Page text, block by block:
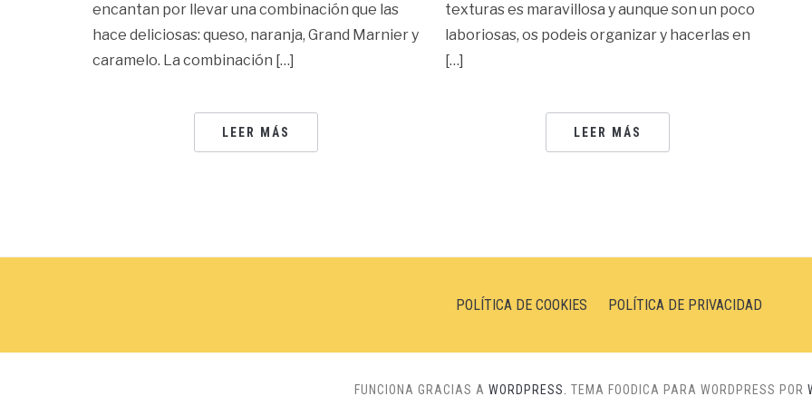
encantan por llevar una combinación que las
hace deliciosas: queso, naranja, Grand Marnier y
caramelo. La combinación […]
LEER MÁS
texturas es maravillosa y aunque son un poco
laboriosas, os podeis organizar y hacerlas en
[…]
LEER MÁS
POLÍTICA DE COOKIES POLÍTICA DE PRIVACIDAD
FUNCIONA GRACIAS A WORDPRESS. TEMA FOODICA PARA WORDPRESS POR